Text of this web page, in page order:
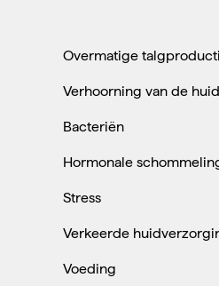
Overmatige
Verhoorning van de huid
Bacteriën
Hormonale
Stress
Verkeerde
Voeding